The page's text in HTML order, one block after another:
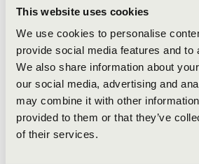
This website uses cookies
We use cookies to personalise
provide social media features and to
We also share information about
our social media, advertising and
may combine it with other
provided to them or that they’ve
of their services.
Óbudai Danubia Zenekar
Kolonits Klára- szoprán
vezényel:Hámori Máté
MŰSOR:
Mozart: D-dúr „Párizsi” szimfónia